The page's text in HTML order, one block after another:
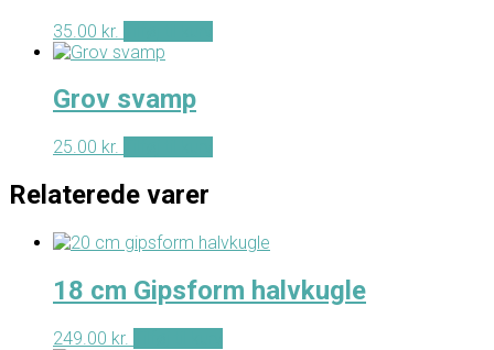
35.00 kr.
Grov svamp
25.00 kr.
Relaterede varer
18 cm Gipsform halvkugle
249.00 kr.